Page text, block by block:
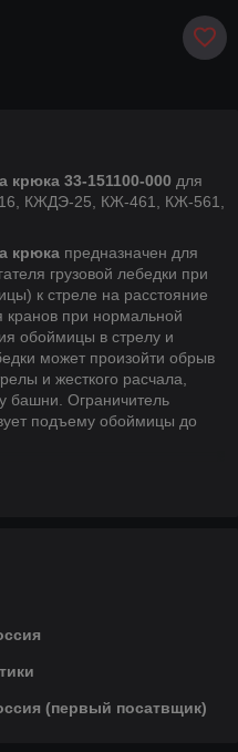
33-151100-000 для
КЖДЭ-25, КЖ-461, КЖ-561,
крюка предназначен для
грузовой лебедки при
к стреле на расстояние
при нормальной
обоймицы в стрелу и
может произойти обрыв
и жесткого расчала,
башни. Ограничитель
подъему обоймицы до
(первый посатвщик)